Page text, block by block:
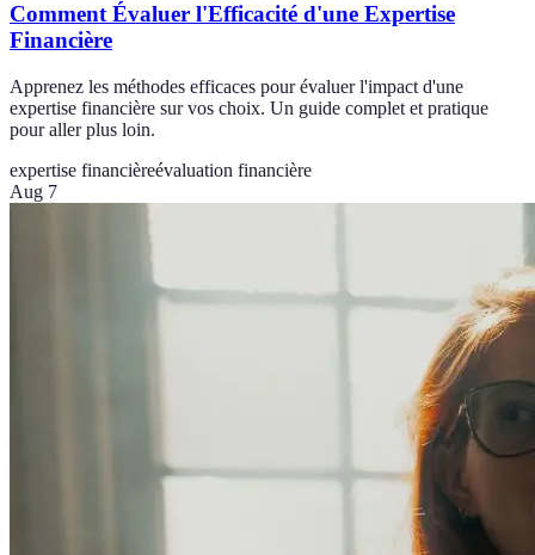
Comment Évaluer l'Efficacité d'une Expertise
Financière
Apprenez les méthodes efficaces pour évaluer l'impact d'une
expertise financière sur vos choix. Un guide complet et pratique
pour aller plus loin.
expertise financièreévaluation financière
Aug 7